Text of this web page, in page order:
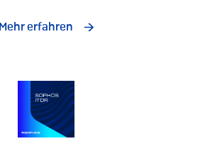
Mehr erfahren